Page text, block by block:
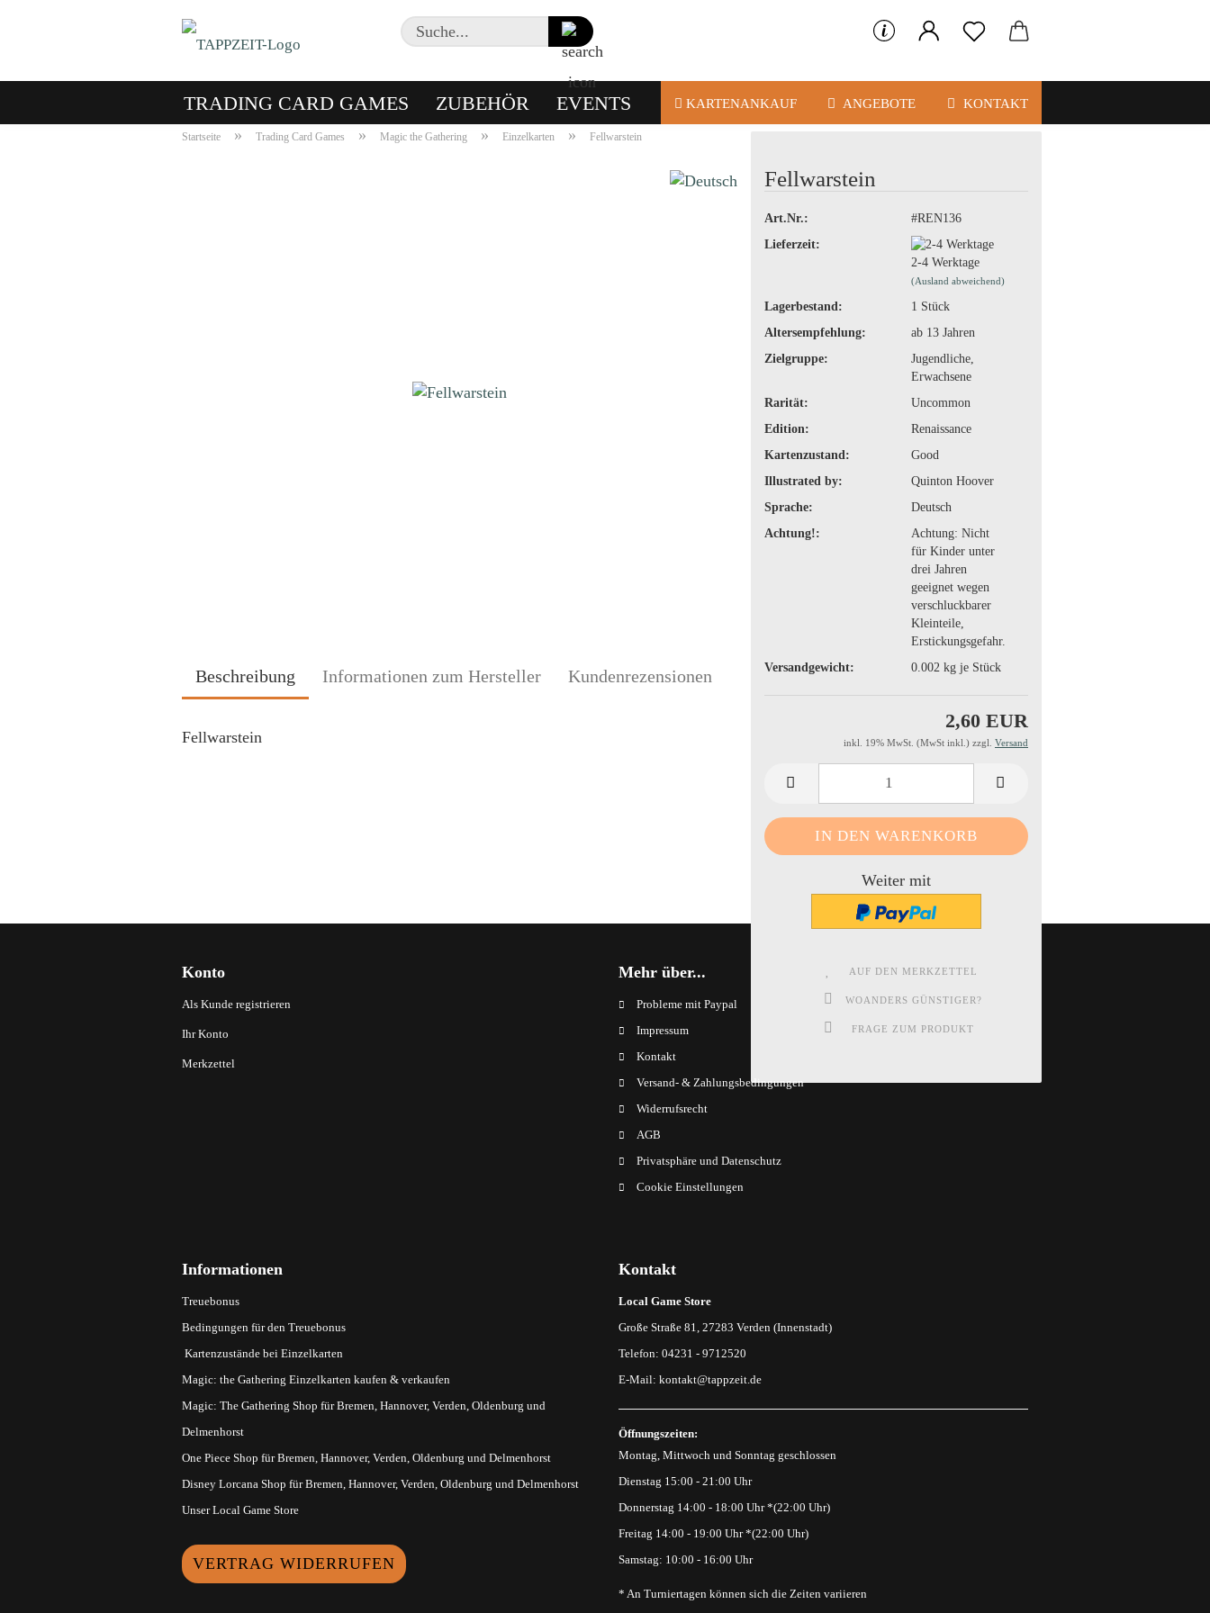
Suche...
TRADING CARD GAMES ZUBEHÖR EVENTS KARTENANKAUF ANGEBOTE KONTAKT
Startseite » Trading Card Games » Magic the Gathering » Einzelkarten » Fellwarstein
Fellwarstein
Art.Nr.:
#REN136
Lieferzeit:
2-4 Werktage
(Ausland abweichend)
Lagerbestand: 1 Stück
Altersempfehlung:
ab 13 Jahren
Zielgruppe:
Jugendliche,
Erwachsene
Rarität:
Uncommon
Edition:
Renaissance
Kartenzustand:
Good
Illustrated by:
Quinton Hoover
Sprache:
Deutsch
Achtung!:
Achtung: Nicht
für Kinder unter
drei Jahren
geeignet wegen
verschluckbarer
Kleinteile,
Erstickungsgefahr.
Versandgewicht:
0.002 kg je Stück
2,60 EUR
inkl. 19% MwSt. (MwSt inkl.) zzgl. Versand
Weiter mit
AUF DEN MERKZETTEL
WOANDERS GÜNSTIGER?
FRAGE ZUM PRODUKT
Beschreibung Informationen zum Hersteller Kundenrezensionen
Fellwarstein
Konto
Als Kunde registrieren
Ihr Konto
Merkzettel
Mehr über...
Probleme mit Paypal
Impressum
Kontakt
Versand- & Zahlungsbedingungen
Widerrufsrecht
AGB
Privatsphäre und Datenschutz
Cookie Einstellungen
Informationen
Treuebonus
Bedingungen für den Treuebonus
Kartenzustände bei Einzelkarten
Magic: the Gathering Einzelkarten kaufen & verkaufen
Magic: The Gathering Shop für Bremen, Hannover, Verden, Oldenburg und
Delmenhorst
One Piece Shop für Bremen, Hannover, Verden, Oldenburg und Delmenhorst
Disney Lorcana Shop für Bremen, Hannover, Verden, Oldenburg und Delmenhorst
Unser Local Game Store
Kontakt
Local Game Store
Große Straße 81, 27283 Verden (Innenstadt)
Telefon: 04231 - 9712520
E-Mail: kontakt@tappzeit.de
Öffnungszeiten:
Montag, Mittwoch und Sonntag geschlossen
Dienstag 15:00 - 21:00 Uhr
Donnerstag 14:00 - 18:00 Uhr *(22:00 Uhr)
Freitag 14:00 - 19:00 Uhr *(22:00 Uhr)
Samstag: 10:00 - 16:00 Uhr
* An Turniertagen können sich die Zeiten variieren
VERTRAG WIDERRUFEN